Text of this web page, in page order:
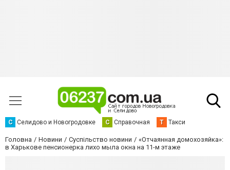
С Селидово и Новогродовке С Справочная Т Такси
Головна Новини Суспільство новини
«Отчаянная домохозяйка»:
в Харькове пенсионерка лихо мыла окна на 11-м этаже